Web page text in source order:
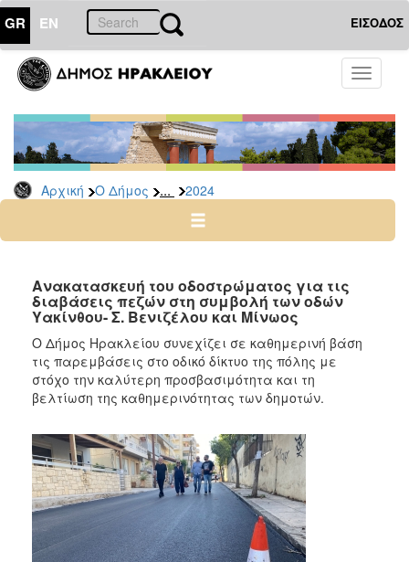
GR EN ΕΙΣΟΔΟΣ
Toggle
Αρχική Ο Δήμος ... 2024
ΔΗΜΟΣ
Δελτία
Τύπου
Αρχείο
2026
2024
2022
2020
2019
2018
2017
2016
2015
2013
2012
Ανακατασκευή του οδοστρώματος για τις
διαβάσεις πεζών στη συμβολή των οδών
Υακίνθου- Σ. Βενιζέλου και Μίνωος
Ο Δήμος Ηρακλείου συνεχίζει σε καθημερινή βάση
τις παρεμβάσεις στο οδικό δίκτυο της πόλης με
στόχο την καλύτερη προσβασιμότητα και τη
βελτίωση της καθημερινότητας των δημοτών.